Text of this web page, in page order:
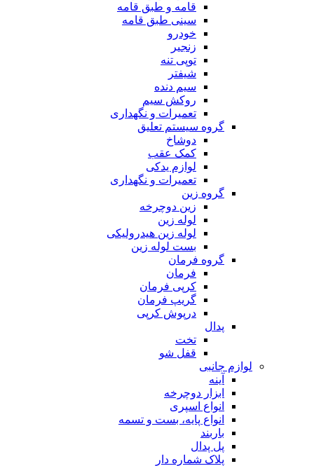
قامه و طبق قامه
سینی طبق قامه
خودرو
زنجیر
توپی تنه
شیفتر
سیم دنده
روکش سیم
تعمیرات و نگهداری
گروه سیستم تعلیق
دوشاخ
کمک عقب
لوازم یدکی
تعمیرات و نگهداری
گروه زین
زین دوچرخه
لوله زین
لوله زین هیدرولیکی
بست لوله زین
گروه فرمان
فرمان
کرپی فرمان
گریپ فرمان
درپوش کرپی
پدال
تخت
قفل شو
لوازم جانبی
آینه
ابزار دوچرخه
انواع اسپری
انواع پایه، بست و تسمه
باربند
پل پدال
پلاک شماره دار